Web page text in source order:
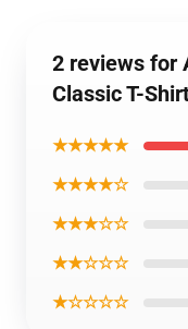
2 reviews for
Classic T-
★★★★★
★★★★☆
★★★☆☆
★★☆☆☆
★☆☆☆☆